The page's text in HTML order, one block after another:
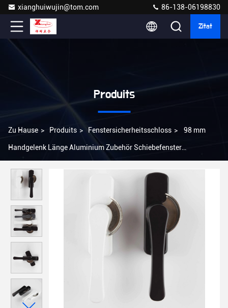
xianghuiwujin@tom.com 86-138-06198830
Zitat
Produits
Zu Hause > Produits > Fenstersicherheitsschloss > 98 mm
Handgelenk Länge Aluminium Zubehör Schiebefenster